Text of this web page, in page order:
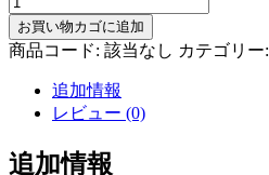
お買い物カゴに追加
商品コード: 該当なし カテゴリー:
追加情報
レビュー (0)
追加情報